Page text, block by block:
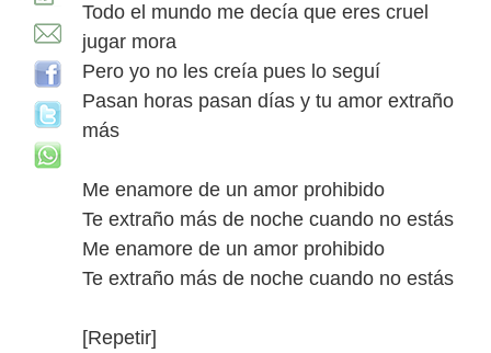
Todo el mundo me decía que eres cruel
jugar mora
Pero yo no les creía pues lo seguí
Pasan horas pasan días y tu amor extraño
más
Me enamore de un amor prohibido
Te extraño más de noche cuando no estás
Me enamore de un amor prohibido
Te extraño más de noche cuando no estás
[Repetir]